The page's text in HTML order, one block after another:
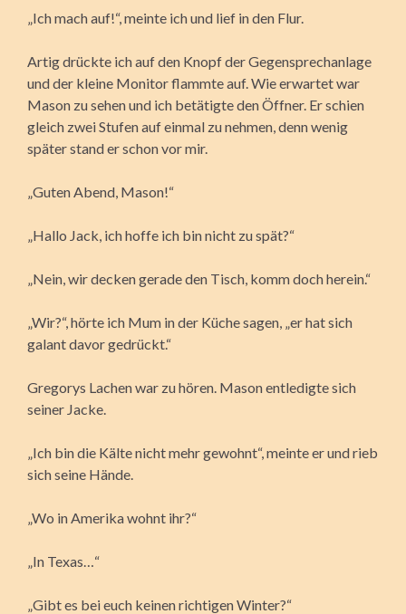
„Ich mach auf!“, meinte ich und lief in den Flur.
Artig drückte ich auf den Knopf der Gegensprechanlage
und der kleine Monitor flammte auf. Wie erwartet war
Mason zu sehen und ich betätigte den Öffner. Er schien
gleich zwei Stufen auf einmal zu nehmen, denn wenig
später stand er schon vor mir.
„Guten Abend, Mason!“
„Hallo Jack, ich hoffe ich bin nicht zu spät?“
„Nein, wir decken gerade den Tisch, komm doch herein.“
„Wir?“, hörte ich Mum in der Küche sagen, „er hat sich
galant davor gedrückt.“
Gregorys Lachen war zu hören. Mason entledigte sich
seiner Jacke.
„Ich bin die Kälte nicht mehr gewohnt“, meinte er und rieb
sich seine Hände.
„Wo in Amerika wohnt ihr?“
„In Texas…“
„Gibt es bei euch keinen richtigen Winter?“